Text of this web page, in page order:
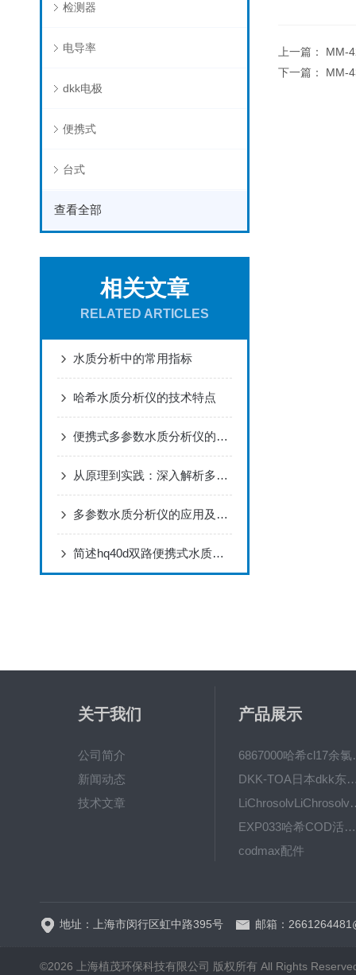
检测器
电导率
dkk电极
便携式
台式
查看全部
相关文章
RELATED ARTICLES
水质分析中的常用指标
哈希水质分析仪的技术特点
便携式多参数水质分析仪的便捷体验
从原理到实践：深入解析多参数水质分析仪
多参数水质分析仪的应用及原理
简述hq40d双路便携式水质分析仪的使用说明
上一篇： MM-
下一篇： MM-
关于我们
公司简介
新闻动态
技术文章
产品展示
6867000
DKK-TOA日本dkk东亚电
EXP033哈希COD活塞泵价格 EXP033
codmax配件
地址：上海市闵行区虹中路395号 邮箱：
©2026 上海植茂环保科技有限公司 版权所有 All Rights